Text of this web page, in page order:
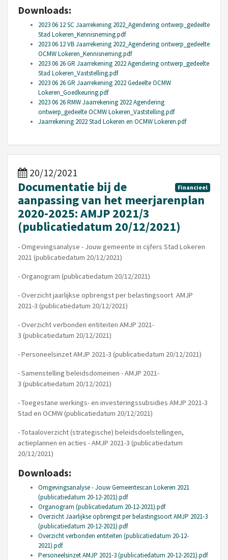
Downloads:
2023 06 12 SC Jaarrekening 2022_Agendering ontwerp_gedeelte
Stad Lokeren_Kennisneming.pdf
2023 06 12 VB Jaarrekening 2022_Agendering ontwerp_gedeelte
OCMW Lokeren_Kennisneming.pdf
2023 06 26 GR Jaarrekening 2022 Agendering ontwerp_gedeelte
Stad Lokeren_Vaststelling.pdf
2023 06 26 GR Jaarrekening 2022 Gedeelte OCMW
Lokeren_Goedkeuring.pdf
2023 06 26 RMW Jaarrekening 2022 Agendering
ontwerp_gedeelte OCMW Lokeren_Vaststelling.pdf
Jaarrekening 2022 Stad Lokeren en OCMW Lokeren.pdf
20/12/2021
Financieel
Documentatie bij de
aanpassing van het meerjarenplan
2020-2025: AMJP 2021/3
(publicatiedatum 20/12/2021)
- Omgevingsanalyse - Jouw gemeente in cijfers Stad Lokeren
2021 (publicatiedatum 20/12/2021)
- Organogram (publicatiedatum 20/12/2021)
- Overzicht jaarlijkse opbrengst per belastingsoort AMJP
2021-3 (publicatiedatum 20/12/2021)
- Overzicht verbonden entiteiten AMJP 2021-
3 (publicatiedatum 20/12/2021)
- Personeelsinzet AMJP 2021-3 (publicatiedatum 20/12/2021)
- Samenstelling beleidsdomeinen - AMJP 2021-
3 (publicatiedatum 20/12/2021)
- Toegestane werkings- en investeringssubsidies AMJP 2021-3
Stad en OCMW(publicatiedatum 20/12/2021)
- Totaaloverzicht (strategische) beleidsdoelstellingen,
actieplannen en acties - AMJP 2021-3 (publicatiedatum
20/12/2021)
Downloads:
Omgevingsanalyse - Jouw Gemeentescan Lokeren 2021
(publicatiedatum 20-12-2021).pdf
Organogram (publicatiedatum 20-12-2021).pdf
Overzicht Jaarlijkse opbrengst per belastingsoort AMJP 2021-3
(publicatiedatum 20-12-2021).pdf
Overzicht verbonden entiteiten (publicatiedatum 20-12-
2021).pdf
Personeelsinzet AMJP 2021-3 (publicatiedatum 20-12-2021).pdf